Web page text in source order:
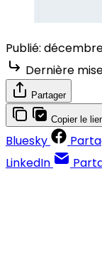
Publié: décembre
Dernière
Partager
Copier le
Bluesky
LinkedIn